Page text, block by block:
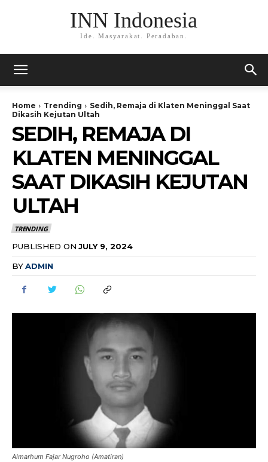
INN Indonesia
Ide. Masyarakat. Peradaban.
Home Trending
Sedih, Remaja di Klaten Meninggal Saat
Dikasih Kejutan Ultah
SEDIH, REMAJA DI
KLATEN MENINGGAL
SAAT DIKASIH KEJUTAN
ULTAH
TRENDING
PUBLISHED ON JULY 9, 2024
BYADMIN
Almarhum Fajar Nugroho (Amatiran)